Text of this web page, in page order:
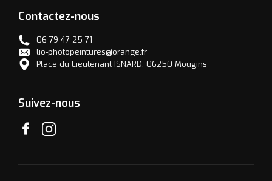
Contactez-nous
06 79 47 25 71
lio-photopeintures@orange.fr
Place du Lieutenant ISNARD, 06250 Mougins
Suivez-nous